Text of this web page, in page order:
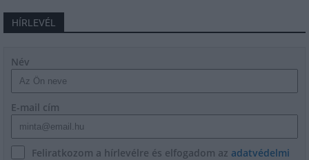
HÍRLEVÉL
Név
E-mail cím
Feliratkozom a hírlevélre és elfogadom az adatvédelmi